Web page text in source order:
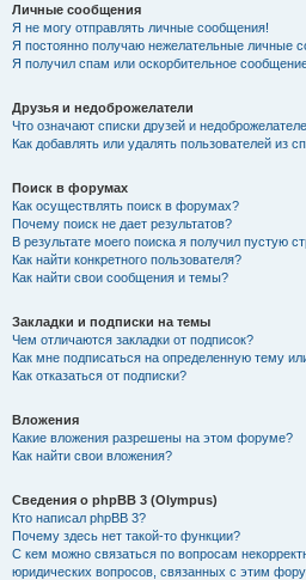
Личные сообщения
Я не могу отправлять личные сообщения!
Я постоянно получаю нежелательные личные
Я получил спам или оскорбительное
Друзья и недоброжелатели
Что означают списки друзей и
Как добавлять или удалять пользователей из
Поиск в форумах
Как осуществлять поиск в форумах?
Почему поиск не дает результатов?
В результате моего поиска я получил пустую
Как найти конкретного пользователя?
Как найти свои сообщения и темы?
Закладки и подписки на темы
Чем отличаются закладки от подписок?
Как мне подписаться на определенную тему
Как отказаться от подписки?
Вложения
Какие вложения разрешены на этом форуме?
Как найти свои вложения?
Сведения о phpBB 3 (Olympus)
Кто написал phpBB 3?
Почему здесь нет такой-то функции?
С кем можно связаться по вопросам
юридических вопросов, связанных с этим